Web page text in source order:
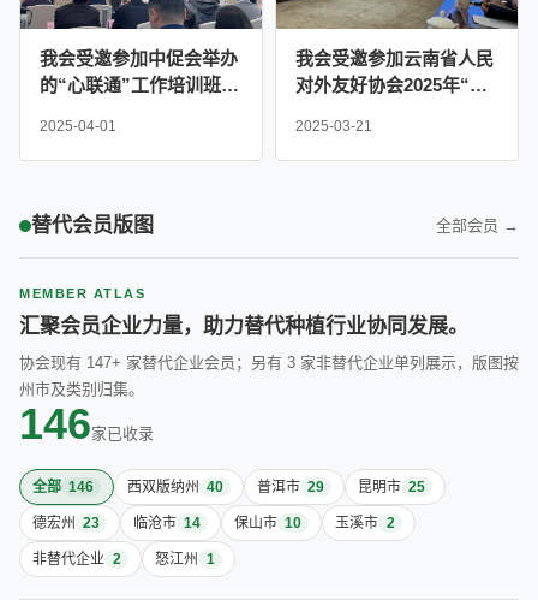
我会受邀参加中促会举办
的“心联通”工作培训班暨
设培训班
2025-04-01
我会受邀参加云南省人民
对外友好协会2025年“心
2025-03-21
替代会员版图 全部会员 →
MEMBER ATLAS
汇聚会员企业力量，助力替代种植行业协同发展。
协会现有 147+ 家替代企业会员；另有 3 家非替代企业单列展示，版图按
州市及类别归集。
146家已收录
全部 146 西双版纳州 40 普洱市 29 昆明市 25
德宏州 23 临沧市 14 保山市 10 玉溪市 2
非替代企业 2 怒江州 1